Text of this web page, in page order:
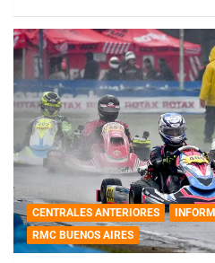
CENTRALES ANTERIORES
RMC BUENOS AIRES